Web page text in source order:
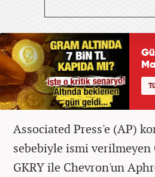
Associated Press'e (AP)
sebebiyle ismi verilmeyen
GKRY ile Chevron'un